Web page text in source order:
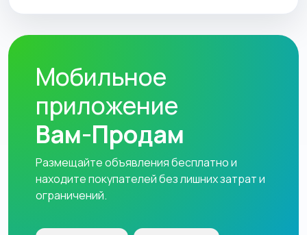
Мобильное
приложение
Вам-Продам
Размещайте объявления бесплатно и
находите покупателей без лишних затрат и
ограничений.